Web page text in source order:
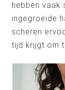
hebben vaak
ingegroeide
scheren
tijd krijgt om